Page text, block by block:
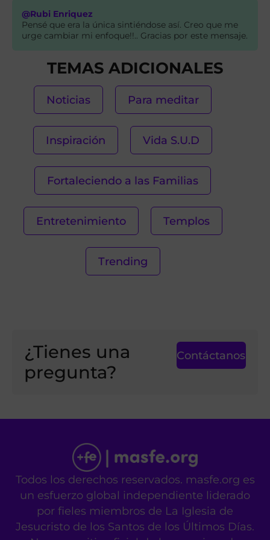
@Rubi Enriquez
Pensé que era la única sintiéndose así. Creo que me
urge cambiar mi enfoque!!.. Gracias por este mensaje.
TEMAS ADICIONALES
Noticias Para meditar
Inspiración Vida S.U.D
Fortaleciendo a las Familias
Entretenimiento Templos
Trending
¿Tienes una
pregunta?
Contáctanos
Todos los derechos reservados. masfe.org es
un esfuerzo global independiente liderado
por fieles miembros de La Iglesia de
Jesucristo de los Santos de los Últimos Días.